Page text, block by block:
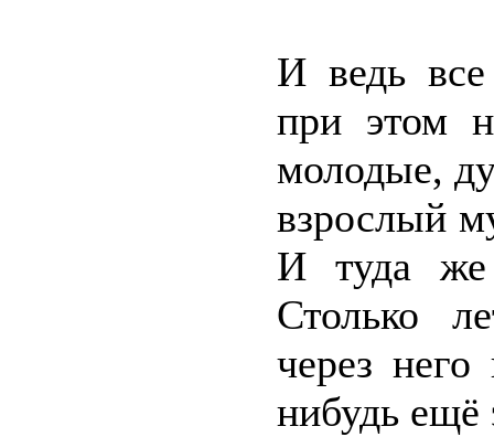
И ведь
при этом
молодые,
взрослый
И туда же
Столько
через
нибудь ещё